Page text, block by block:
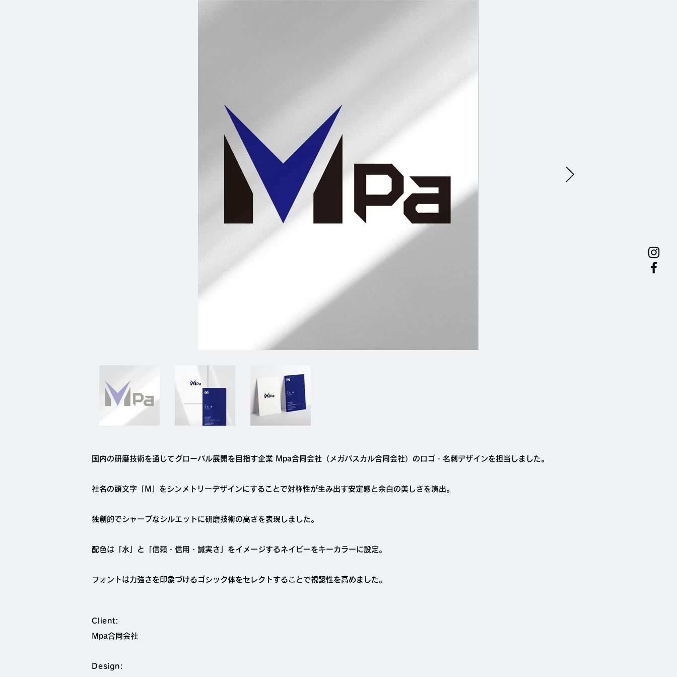
国内の研磨技術を通じてグローバル展開を目指す企業 Mpa合同会社（メガパスカル合同会社）のロゴ・名刺デザインを担当しました。
社名の頭文字「M」をシンメトリーデザインにすることで対称性が生み出す安定感と余白の美しさを演出。
独創的でシャープなシルエットに研磨技術の高さを表現しました。
配色は「水」と「信頼・信用・誠実さ」をイメージするネイビーをキーカラーに設定。
フォントは力強さを印象づけるゴシック体をセレクトすることで視認性を高めました。
Client:
Mpa合同会社
Design: